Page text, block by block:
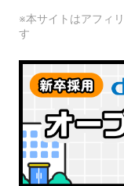
※本サイトはアフィ
す